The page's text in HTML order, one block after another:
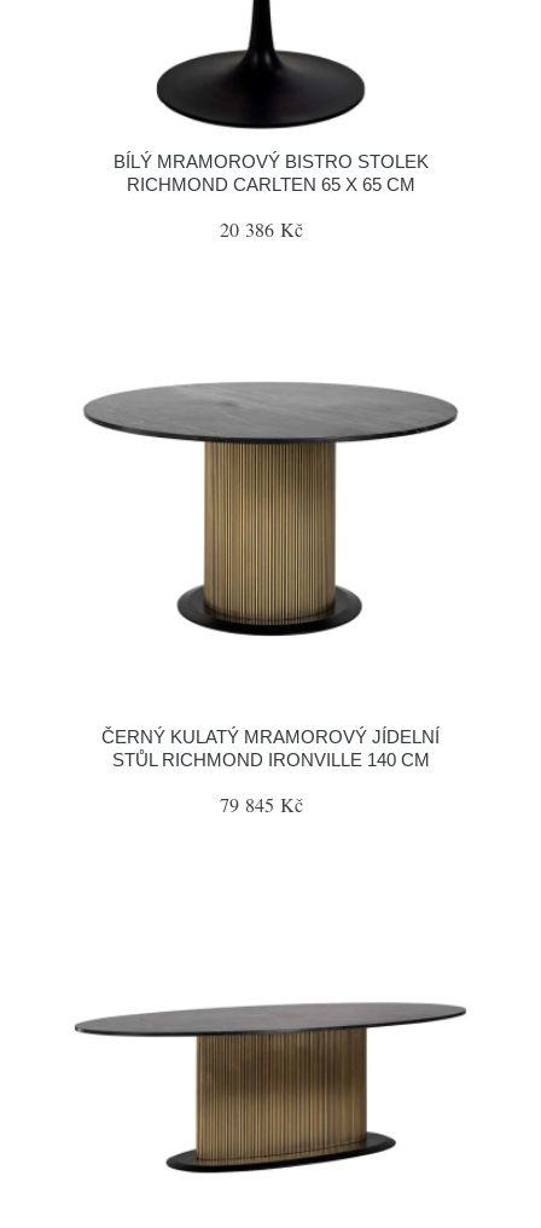
BÍLÝ MRAMOROVÝ BISTRO STOLEK
RICHMOND CARLTEN 65 X 65 CM
20 386 Kč
ČERNÝ KULATÝ MRAMOROVÝ JÍDELNÍ
STŮL RICHMOND IRONVILLE 140 CM
79 845 Kč